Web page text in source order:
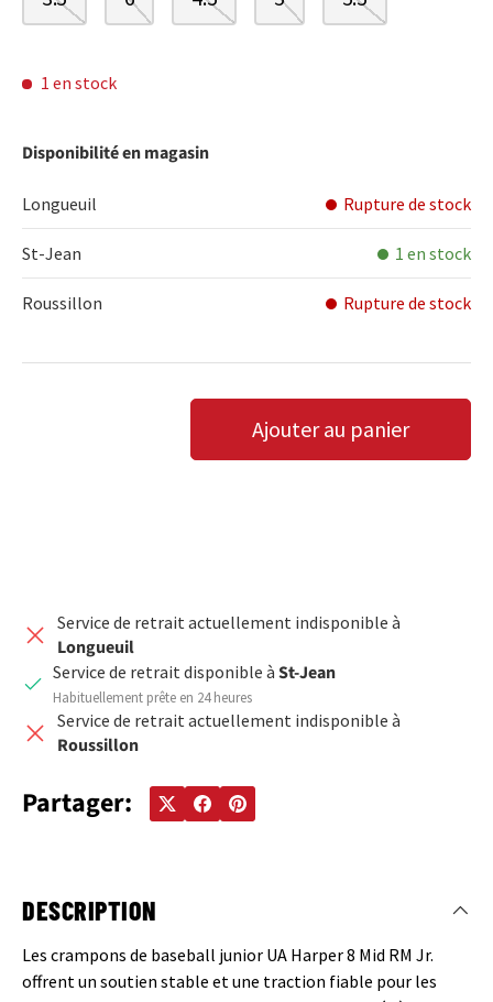
1 en stock
Disponibilité en magasin
Longueuil Rupture de stock
St-Jean 1 en stock
Roussillon Rupture de stock
DIMINUER LA QUANTITÉ
AUGMENTER LA QUANTITÉ
Ajouter au panier
Service de retrait actuellement indisponible à
Longueuil
Service de retrait disponible à St-Jean
Habituellement prête en 24 heures
Service de retrait actuellement indisponible à
Roussillon
Partager:
DESCRIPTION
Les crampons de baseball junior UA Harper 8 Mid RM Jr.
offrent un soutien stable et une traction fiable pour les